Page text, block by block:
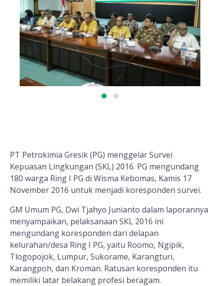
PT Petrokimia Gresik (PG) menggelar Survei
Kepuasan Lingkungan (SKL) 2016. PG mengundang
180 warga Ring I PG di Wisma Kebomas, Kamis 17
November 2016 untuk menjadi koresponden survei.
GM Umum PG, Dwi Tjahyo Junianto dalam laporannya
menyampaikan, pelaksanaan SKL 2016 ini
mengundang koresponden dari delapan
kelurahan/desa Ring I PG, yaitu Roomo, Ngipik,
Tlogopojok, Lumpur, Sukorame, Karangturi,
Karangpoh, dan Kroman. Ratusan koresponden itu
memiliki latar belakang profesi beragam.